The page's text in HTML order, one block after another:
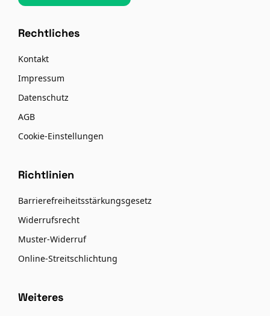
Rechtliches
Kontakt
Impressum
Datenschutz
AGB
Cookie-Einstellungen
Richtlinien
Barrierefreiheitsstärkungsgesetz
Widerrufsrecht
Muster-Widerruf
Online-Streitschlichtung
Weiteres